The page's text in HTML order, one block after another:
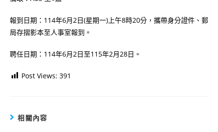
報到日期：114年6月2日(星期一)上午8時20分，攜帶身分證件、郵
局存摺影本至人事室報到。
聘任日期：114年6月2日至115年2月28日。
Post Views: 391
相關內容